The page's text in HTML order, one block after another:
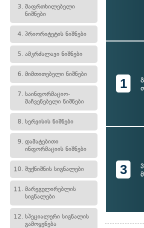
3. მაფრთხილებელი
ნიშნები
4. პრიორიტეტის ნიშნები
5. ამკრძალავი ნიშნები
6. მიმთითებელი ნიშნები
7. საინფორმაციო-
მაჩვენებელი ნიშნები
8. სერვისის ნიშნები
9. დამატებითი
ინფორმაციის ნიშნები
10. შუქნიშნის სიგნალები
11. მარეგულირებლის
სიგნალები
12. სპეციალური სიგნალის
გამოყენება
1
3